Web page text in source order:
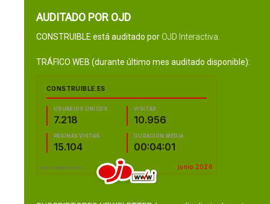
AUDITADO POR OJD
CONSTRUIBLE está auditado por OJD Interactiva
TRÁFICO WEB (durante último mes auditado disponible):